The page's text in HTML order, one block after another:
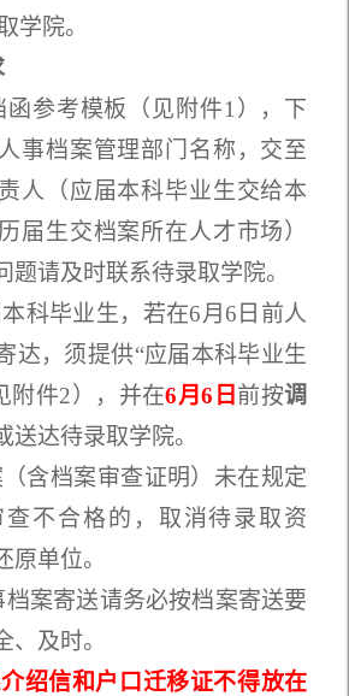
学院。
参考模板（见附件1），下
事档案管理部门名称，交至
人（应届本科毕业生交给本
届生交档案所在人才市场）
题请及时联系待录取学院。
科毕业生，若在6月6日前人
达，须提供“应届本科毕业生
附件2），并在6月6日 前按调
送达待录取学院。
含档案审查证明）未在规定
查不合格的，取消待录取资
单位。
案寄送请务必按档案寄送要
、及时。
绍信和户口迁移证不得放在